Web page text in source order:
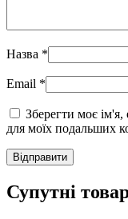
Назва *
Email *
Зберегти моє ім'я,
для моїх подальших
Супутні